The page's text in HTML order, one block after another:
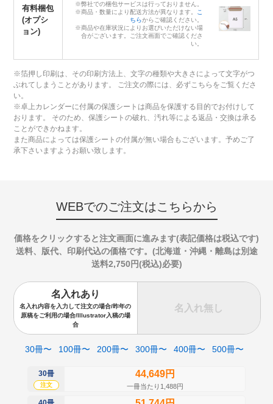
有料梱包
(オプシ
ョン)
※弊社での梱包サービスは行っておりません。
※商品・数量により配送方法が異なります。 こ
ちらからご確認ください。
※商品や在庫状況によりお選びいただけない場
合がございます。ご注文画面でご確認くださ
い。
※箔押し印刷は、その印刷方法上、文字の種類や大きさによって文字がつ
ぶれてしまうことがあります。 ご注文の際には、必ずこちらをご覧くださ
い。
※卓上カレンダーに付属の保護シートは商品を保護する目的でお付けして
おります。 そのため、保護シートの破れ、汚れ等による返品・交換は承る
ことができかねます。
また商品によっては保護シートの付属が無い場合もございます。予めご了
承下さいますようお願い致します。
WEBでのご注文はこちらから
価格をクリックすると注文画面に進みます(表記価格は税込です)
送料、版代、印刷代込の価格です。(北海道・沖縄・離島は別途
送料2,750円(税込)必要)
名入れあり
名入れ内容を入力して注文の場合/昨年の
原稿をご利用の場合/Illustrator入稿の場
合
名入れ無し
30冊〜 100冊〜 200冊〜 300冊〜 400冊〜 500冊〜
30冊
注文
44,649円
一冊当たり1,488円